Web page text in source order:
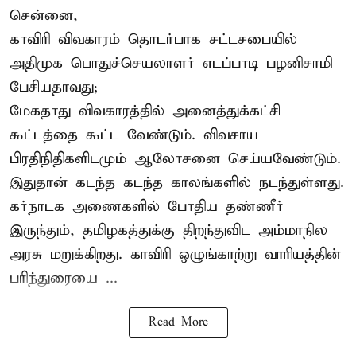
சென்னை,
காவிரி விவகாரம் தொடர்பாக சட்டசபையில்
அதிமுக பொதுச்செயலாளர் எடப்பாடி பழனிசாமி
பேசியதாவது;
மேகதாது விவகாரத்தில் அனைத்துக்கட்சி
கூட்டத்தை கூட்ட வேண்டும். விவசாய
பிரதிநிதிகளிடமும் ஆலோசனை செய்யவேண்டும்.
இதுதான் கடந்த கடந்த காலங்களில் நடந்துள்ளது.
கர்நாடக அணைகளில் போதிய தண்ணீர்
இருந்தும், தமிழகத்துக்கு திறந்துவிட அம்மாநில
அரசு மறுக்கிறது. காவிரி ஒழுங்காற்று வாரியத்தின்
பரிந்துரையை ...
Read More